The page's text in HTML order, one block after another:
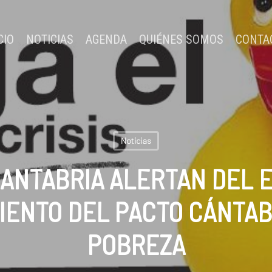
NOTICIAS AGENDA QUIÉNES SOMOS
Noticias
ALERTAN DEL
DEL PACTO
POBREZA